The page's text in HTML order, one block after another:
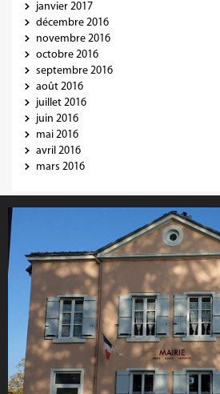
janvier 2017
décembre 2016
novembre 2016
octobre 2016
septembre 2016
août 2016
juillet 2016
juin 2016
mai 2016
avril 2016
mars 2016